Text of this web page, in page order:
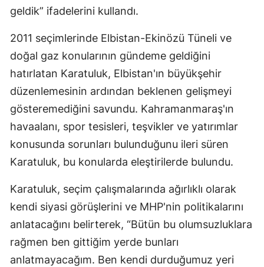
geldik” ifadelerini kullandı.
2011 seçimlerinde Elbistan-Ekinözü Tüneli ve
doğal gaz konularının gündeme geldiğini
hatırlatan Karatuluk, Elbistan'ın büyükşehir
düzenlemesinin ardından beklenen gelişmeyi
gösteremediğini savundu. Kahramanmaraş'ın
havaalanı, spor tesisleri, teşvikler ve yatırımlar
konusunda sorunları bulunduğunu ileri süren
Karatuluk, bu konularda eleştirilerde bulundu.
Karatuluk, seçim çalışmalarında ağırlıklı olarak
kendi siyasi görüşlerini ve MHP'nin politikalarını
anlatacağını belirterek, “Bütün bu olumsuzluklara
rağmen ben gittiğim yerde bunları
anlatmayacağım. Ben kendi durduğumuz yeri